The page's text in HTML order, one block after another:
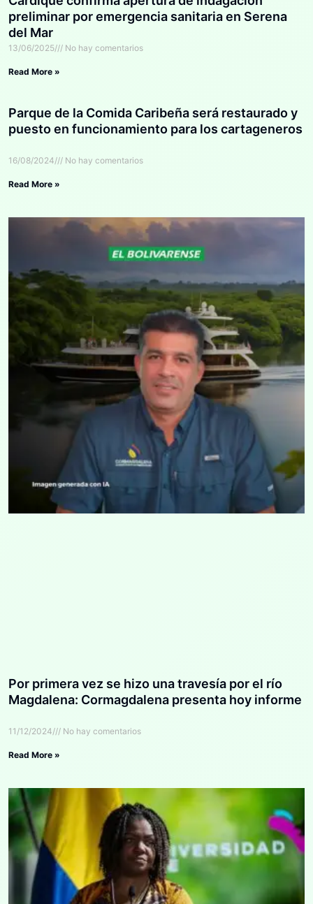
preliminar por emergencia sanitaria en Serena
del Mar
13/06/2025 No hay comentarios
Read More »
Parque de la Comida Caribeña será restaurado y
puesto en funcionamiento para los cartageneros
16/08/2024 No hay comentarios
Read More »
Por primera vez se hizo una travesía por el río
Magdalena: Cormagdalena presenta hoy informe
11/12/2024 No hay comentarios
Read More »